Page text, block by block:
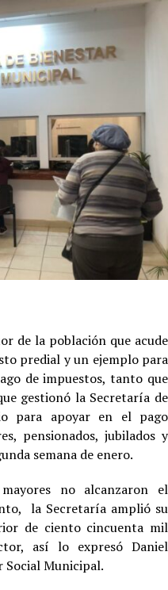
de la población que acude
predial y un ejemplo para
de impuestos, tanto que
gestionó la Secretaría de
para apoyar en el pago
pensionados, jubilados y
semana de enero.
no alcanzaron el
la Secretaría amplió su
de ciento cincuenta mil
así lo expresó Daniel
Social Municipal.